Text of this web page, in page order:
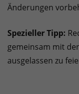
Änderungen
Spezieller Tipp:
gemeinsam mit
ausgelassen zu